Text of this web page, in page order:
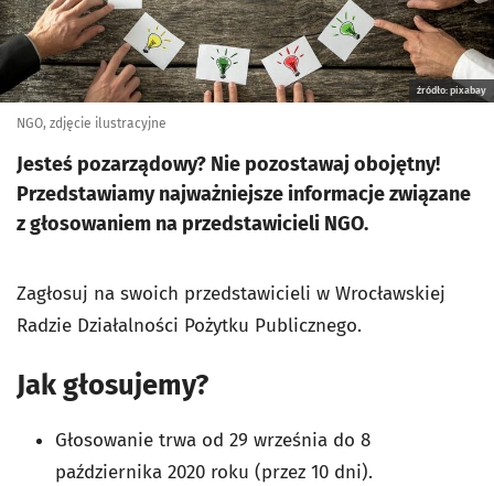
źródło: pixabay
NGO, zdjęcie ilustracyjne
Jesteś pozarządowy? Nie pozostawaj obojętny!
Przedstawiamy najważniejsze informacje związane
z głosowaniem na przedstawicieli NGO.
Zagłosuj na swoich przedstawicieli w Wrocławskiej
Radzie Działalności Pożytku Publicznego.
Jak głosujemy?
Głosowanie trwa od 29 września do 8
października 2020 roku (przez 10 dni).